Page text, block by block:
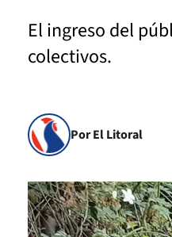
El ingreso del
colectivos.
Por El Litoral